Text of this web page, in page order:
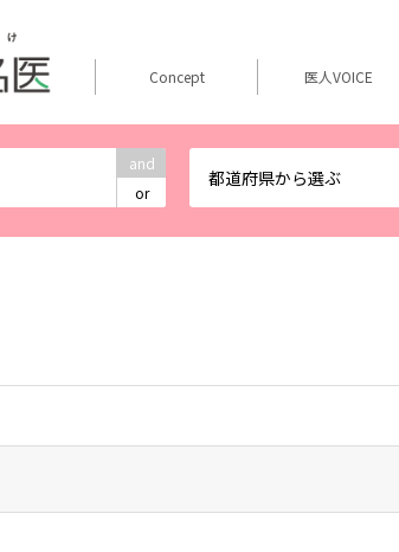
and
or
都道府県から選ぶ
Concept 医人VOICE